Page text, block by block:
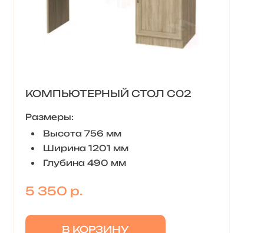
КОМПЬЮТЕРНЫЙ СТОЛ С02
Размеры:
Высота 756 мм
Ширина 1201 мм
Глубина 490 мм
5 350 р.
В КОРЗИНУ